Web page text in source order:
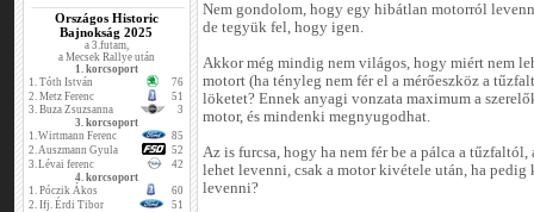
Országos Historic
Bajnokság 2025
a 3.futam,
a Mecsek Rallye után
1. korcsoport
1. Tóth István
76
2. Metz Ferenc
51
3. Buza Zsuzsanna
3
3. korcsoport
1.Wirtmann Ferenc
85
2.Auszmann Gyula
52
3.Lévai ferenc
42
4. korcsoport
1. Póczik Ákos
60
2. Ifj. Érdi Tibor
51
Nem gondolom, hogy egy hibátlan motorról
de tegyük fel, hogy igen.
Akkor még mindig nem világos, hogy miért nem
motort (ha tényleg nem fér el a mérőeszköz a
löketet? Ennek anyagi vonzata maximum a
motor, és mindenki megnyugodhat.
Az is furcsa, hogy ha nem fér be a pálca a
lehet levenni, csak a motor kivétele után, ha
levenni?